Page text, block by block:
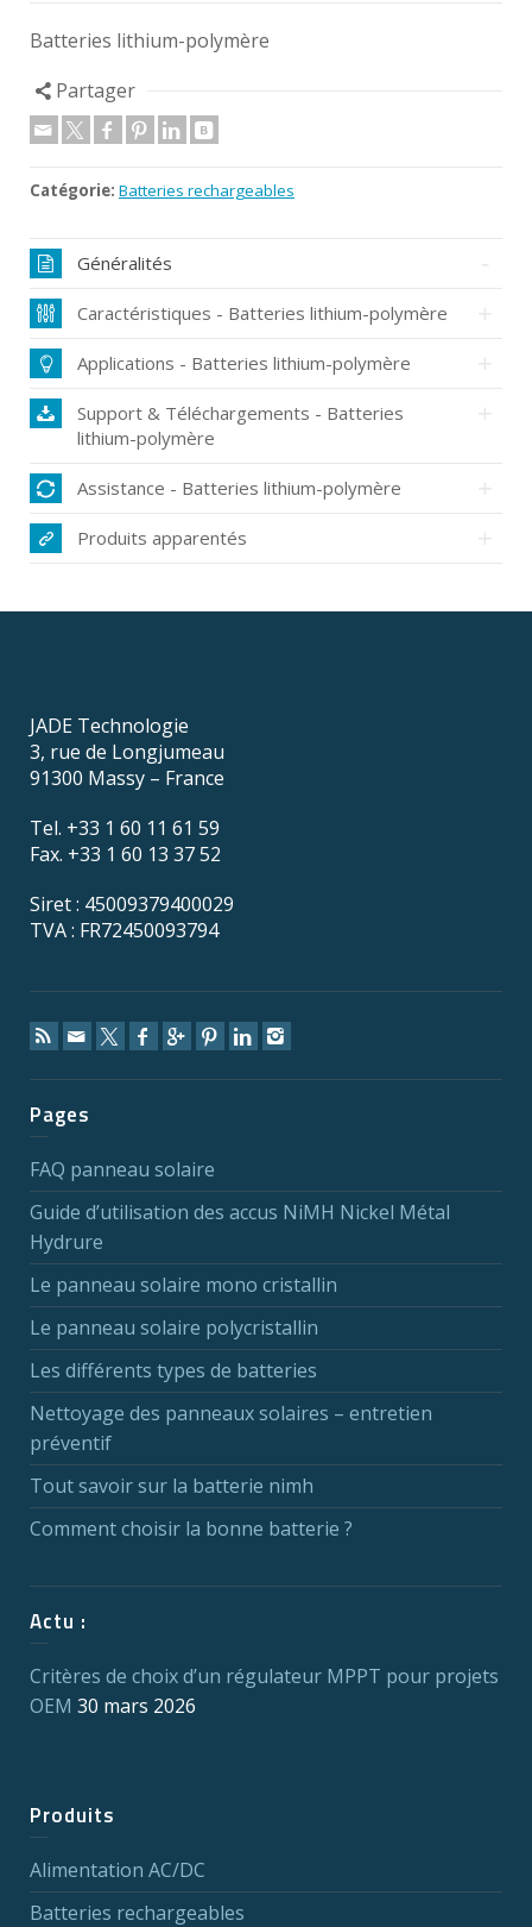
Batteries lithium-polymère
Partager
Catégorie: Batteries rechargeables
Généralités
Caractéristiques - Batteries lithium-polymère
Applications - Batteries lithium-polymère
Support & Téléchargements - Batteries
lithium-polymère
Assistance - Batteries lithium-polymère
Produits apparentés
JADE Technologie
3, rue de Longjumeau
91300 Massy – France
Tel. +33 1 60 11 61 59
Fax. +33 1 60 13 37 52
Siret : 45009379400029
TVA : FR72450093794
Pages
FAQ panneau solaire
Guide d’utilisation des accus NiMH Nickel Métal
Hydrure
Le panneau solaire mono cristallin
Le panneau solaire polycristallin
Les différents types de batteries
Nettoyage des panneaux solaires – entretien
préventif
Tout savoir sur la batterie nimh
Comment choisir la bonne batterie ?
Actu :
Critères de choix d’un régulateur MPPT pour projets
OEM 30 mars 2026
Produits
Alimentation AC/DC
Batteries rechargeables